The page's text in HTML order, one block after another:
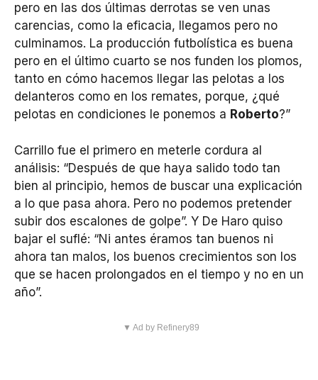
pero en las dos últimas derrotas se ven unas
carencias, como la eficacia, llegamos pero no
culminamos. La producción futbolística es buena
pero en el último cuarto se nos funden los plomos,
tanto en cómo hacemos llegar las pelotas a los
delanteros como en los remates, porque, ¿qué
pelotas en condiciones le ponemos a Roberto?”
Carrillo fue el primero en meterle cordura al
análisis: “Después de que haya salido todo tan
bien al principio, hemos de buscar una explicación
a lo que pasa ahora. Pero no podemos pretender
subir dos escalones de golpe”. Y De Haro quiso
bajar el suflé: “Ni antes éramos tan buenos ni
ahora tan malos, los buenos crecimientos son los
que se hacen prolongados en el tiempo y no en un
año”.
▼ Ad by Refinery89